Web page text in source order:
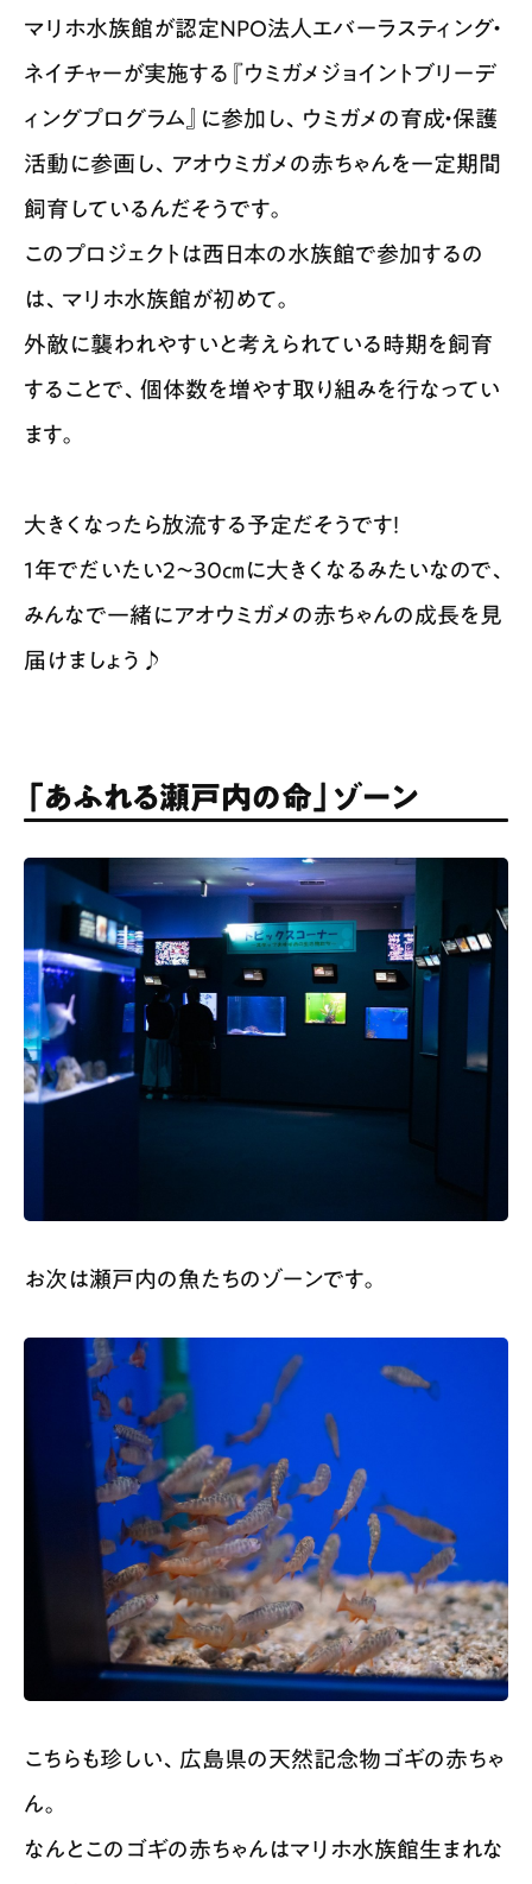
マリホ水族館が認定NPO法人エバーラスティング・
ネイチャーが実施する『ウミガメジョイントブリーデ
ィングプログラム』に参加し、ウミガメの育成・保護
活動に参画し、アオウミガメの赤ちゃんを一定期間
飼育しているんだそうです。
このプロジェクトは西日本の水族館で参加するの
は、マリホ水族館が初めて。
外敵に襲われやすいと考えられている時期を飼育
することで、個体数を増やす取り組みを行なってい
ます。
大きくなったら放流する予定だそうです！
1年でだいたい2〜30㎝に大きくなるみたいなので、
みんなで一緒にアオウミガメの赤ちゃんの成長を見
届けましょう♪
「あふれる瀬戸内の命」ゾーン
お次は瀬戸内の魚たちのゾーンです。
こちらも珍しい、広島県の天然記念物ゴギの赤ちゃ
ん。
なんとこのゴギの赤ちゃんはマリホ水族館生まれな